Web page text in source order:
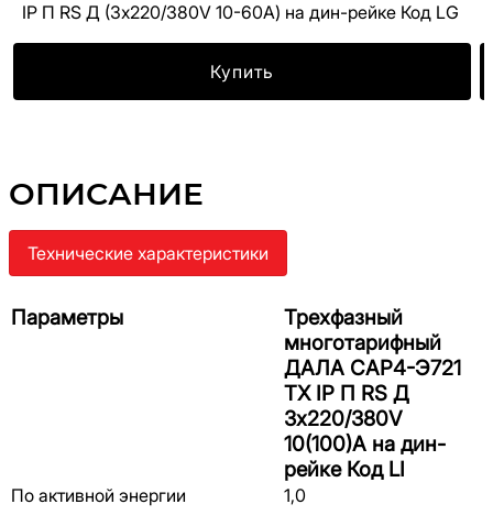
IР П RS Д (3x220/380V 10-60A) на дин-рейке Код LG
Купить
ОПИСАНИЕ
Технические характеристики
Параметры
Трехфазный
многотарифный
ДАЛА САР4-Э721
ТХ IP П RS Д
3x220/380V
10(100)A на дин-
рейке Код LI
По активной энергии 1,0